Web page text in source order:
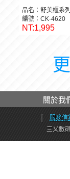
品名：舒美櫃系列
編號：CK-4620
NT:1,995
關於我
服務信
三乂數